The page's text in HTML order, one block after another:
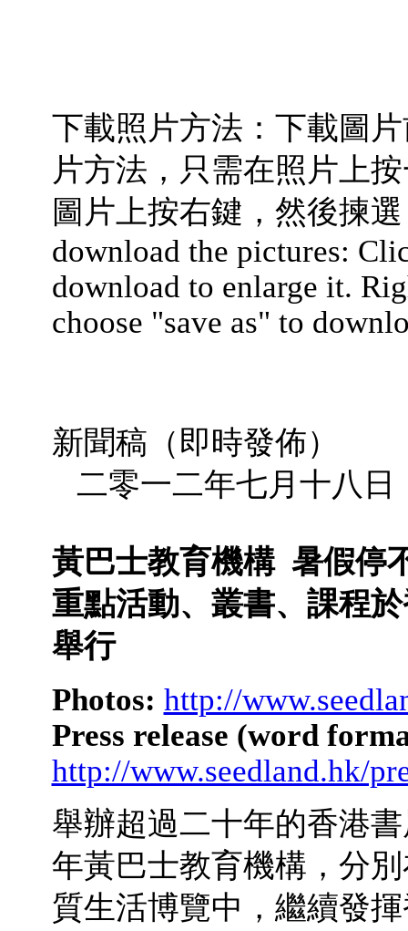
下載照片方法：下載圖
片方法，只需在照片上
圖片上按右鍵，然後揀
download the pictures:
download to enlarge it.
choose "save as" to
新聞稿（
二零一二年七月十八日
黃巴士教育機構 暑假停
重點活動、叢書、課程於
舉行
Photos: http://
Press release (word
http://www.seedland.hk/
舉辦超過二十年的香港
年黃巴士教育機構，分
質生活博覽中，繼續發